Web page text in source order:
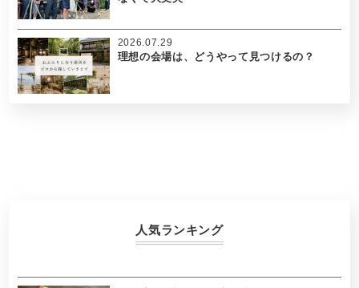
理想の会場は、どうやって見つけるの？
2026.07.29
人気ランキング